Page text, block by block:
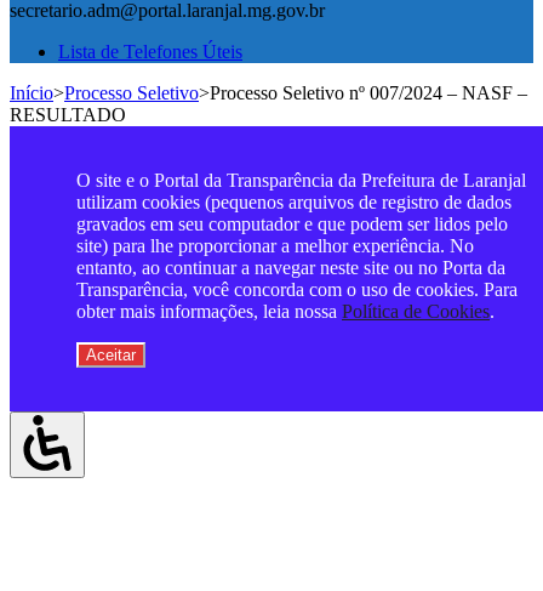
secretario.adm@portal.laranjal.mg.gov.br
Lista de Telefones Úteis
Início>Processo Seletivo>Processo Seletivo nº 007/2024 – NASF –
RESULTADO
O site e o Portal da Transparência da Prefeitura de Laranjal
utilizam cookies (pequenos arquivos de registro de dados
gravados em seu computador e que podem ser lidos pelo
site) para lhe proporcionar a melhor experiência. No
entanto, ao continuar a navegar neste site ou no Porta da
Transparência, você concorda com o uso de cookies. Para
obter mais informações, leia nossa Política de Cookies.
Aceitar